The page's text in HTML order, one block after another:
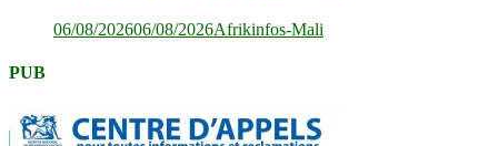
06/08/202606/08/2026Afrikinfos-Mali
PUB